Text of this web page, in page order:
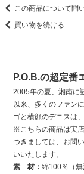
この商品について問
買い物を続ける
P.O.B.の超定番
2005年の夏、湘南に
以来、多くのファン
ゴと横顔のデニスは
※こちらの商品は実
つきましては、お問
いいたします。
素 材：綿100％（無